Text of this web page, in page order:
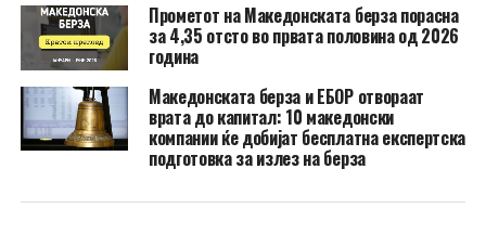
Прометот на Македонската берза порасна
за 4,35 отсто во првата половина од 2026
година
Македонската берза и ЕБОР отвораат
врата до капитал: 10 македонски
компании ќе добијат бесплатна експертска
подготовка за излез на берза